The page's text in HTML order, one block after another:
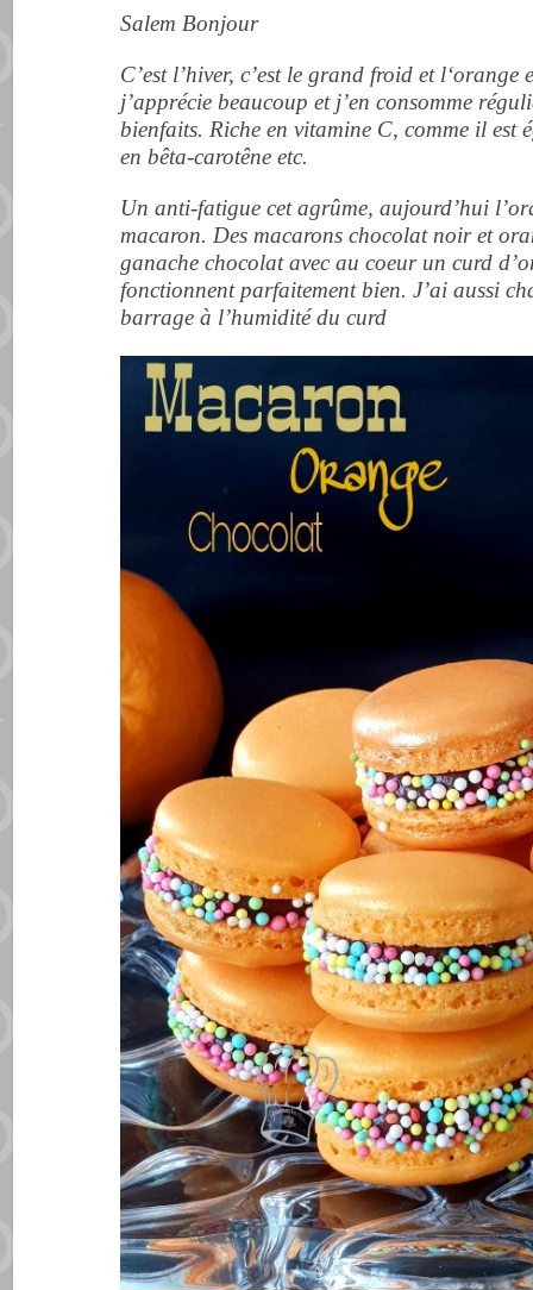
Salem Bonjour
C’est l’hiver, c’est le grand froid et l‘orange
j’apprécie beaucoup et j’en consomme
bienfaits. Riche en vitamine C, comme il est
en bêta-carotêne etc.
Un anti-fatigue cet agrûme, aujourd’hui
macaron. Des macarons chocolat noir et
ganache chocolat avec au coeur un curd
fonctionnent parfaitement bien. J’ai aussi
barrage à l’humidité du curd